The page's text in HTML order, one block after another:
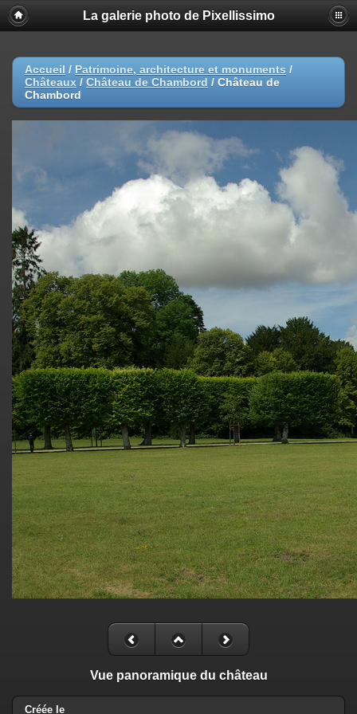
La galerie photo de Pixellissimo
Accueil / Patrimoine, architecture et monuments /
Châteaux / Château de Chambord / Château de
Chambord
Vue panoramique du château
Créée le